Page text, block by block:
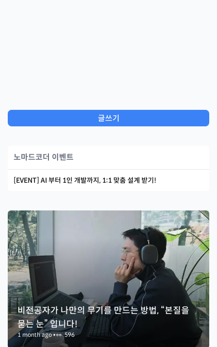
글쓰기
노마드코더 이벤트
[EVENT] AI 부터 1인 개발까지, 1:1 맞춤 설계 받기!
비전공자가 나만의 무기를 만드는 방법, “본질을
묻는 눈” 입니다!
1 month ago•👀596